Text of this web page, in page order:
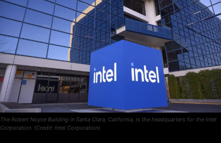
The Robert Noyce Building in Santa Clara, California, is the headquarters for the Intel
Corporation. (Credit: Intel Corporation)